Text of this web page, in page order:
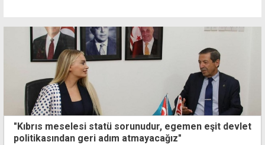
"Kıbrıs meselesi statü sorunudur, egemen eşit devlet
politikasından geri adım atmayacağız"